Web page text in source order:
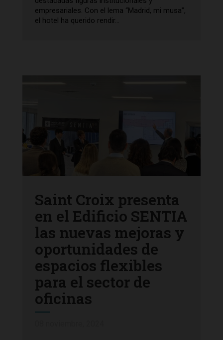
empresariales. Con el lema “Madrid, mi musa”,
el hotel ha querido rendir...
Saint Croix presenta
en el Edificio SENTIA
las nuevas mejoras y
oportunidades de
espacios flexibles
para el sector de
oficinas